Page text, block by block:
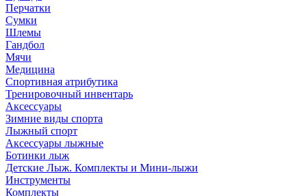
Перчатки
Сумки
Шлемы
Гандбол
Мячи
Медицина
Спортивная атрибутика
Тренировочный инвентарь
Аксессуары
Зимние виды спорта
Лыжный спорт
Аксессуары лыжные
Ботинки лыж
Детские Лыж. Комплекты и Мини-лыжи
Инструменты
Комплекты